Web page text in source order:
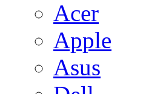
Acer
Apple
Asus